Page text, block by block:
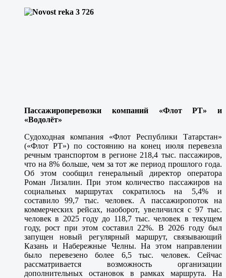
Пассажироперевозки компаний «Флот РТ» и
«Водолёт»
Судоходная компания «Флот Республики Татарстан»
(«Флот РТ») по состоянию на конец июля перевезла
речным транспортом в регионе 218,4 тыс. пассажиров,
что на 8% больше, чем за тот же период прошлого года.
Об этом сообщил генеральный директор оператора
Роман Лизалин. При этом количество пассажиров на
социальных маршрутах сократилось на 5,4% и
составило 99,7 тыс. человек. А пассажиропоток на
коммерческих рейсах, наоборот, увеличился с 97 тыс.
человек в 2025 году до 118,7 тыс. человек в текущем
году, рост при этом составил 22%. В 2026 году был
запущен новый регулярный маршрут, связывающий
Казань и Набережные Челны. На этом направлении
было перевезено более 6,5 тыс. человек. Сейчас
рассматривается возможность организации
дополнительных остановок в рамках маршрута. На